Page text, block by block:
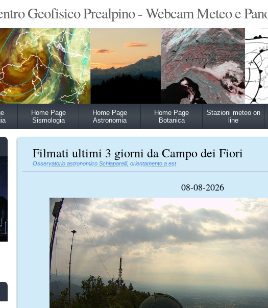
Geofisico Prealpino - Webcam Meteo e
Home Page
Sismologia
Home Page
Astronomia
Home Page
Botanica
Stazioni meteo on
line
Filmati ultimi 3 giorni da Campo dei Fiori
Osservatorio astronomico Schiaparelli, orientamento a est
08-08-2026